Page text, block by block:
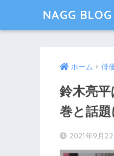
NAGG BLOG
ホーム 俳
鈴木亮
巻と話題
2021年9月22